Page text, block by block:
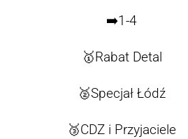
➡️1-4
🥇Rabat Detal
🥈Specjał Łódź
🥉CDZ i Przyjaciele